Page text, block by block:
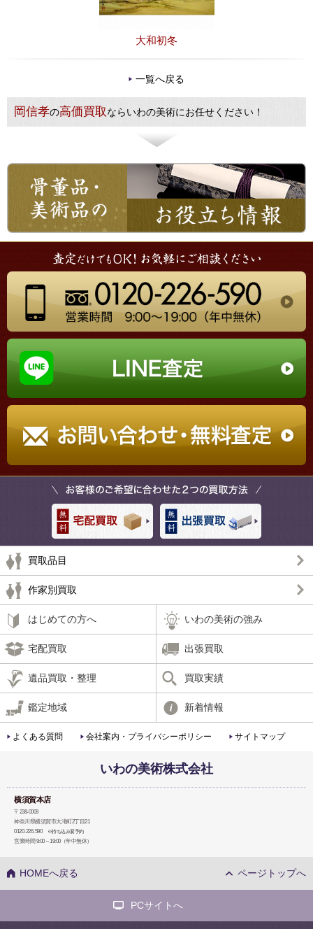
大和初冬
一覧へ戻る
岡信孝の高価買取ならいわの美術にお任せください！
買取品目
作家別買取
はじめての方へ いわの美術の強み
宅配買取 出張買取
遺品買取・整理 買取実績
鑑定地域 新着情報
よくある質問 会社案内・プライバシーポリシー サイトマップ
いわの美術株式会社
横須賀本店
〒238-0008
神奈川県横須賀市大滝町2丁目21
0120-226-590
※持ち込み要予約
営業時間 9:00～19:00（年中無休）
HOMEへ戻る ページトップへ
PCサイトへ